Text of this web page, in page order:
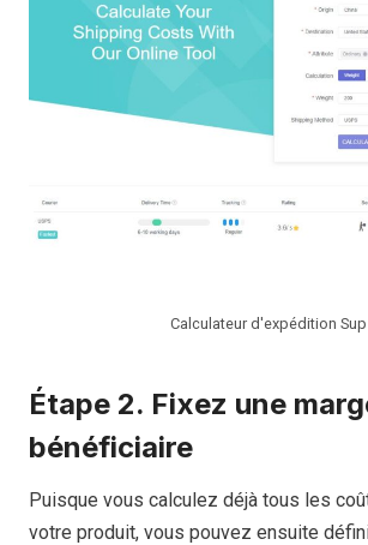
Calculateur d'expédition Sup
Étape 2. Fixez une
bénéficiaire
Puisque vous calculez déjà tous les
votre produit, vous pouvez ensuite